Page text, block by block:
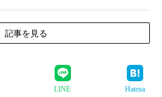
記事を見る
LINE Hatena